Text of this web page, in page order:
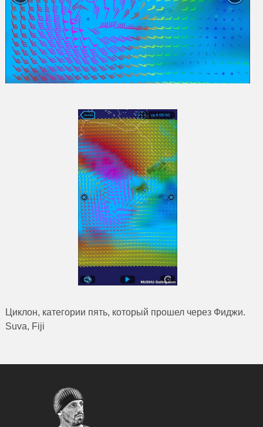
Циклон, категории пять, который прошел через Фиджи.
Suva, Fiji